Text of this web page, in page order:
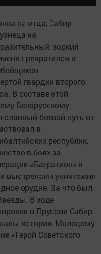
на отца, Сабир
на
зоркий
превратился в
гвардии второго
В составе этой
Белорусскому
боевой путь от
в
республик,
в боях за
«Багратион» в
выстрелами уничтожил
орудие. За что был
В ходе
в Пруссии Сабир
истории. Молодому
«Герой Советского